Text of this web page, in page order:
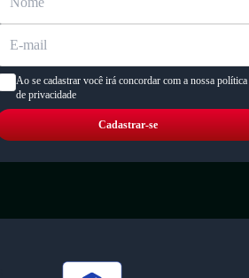
Ao se cadastrar você irá concordar com a nossa política
de privacidade
Cadastrar-se